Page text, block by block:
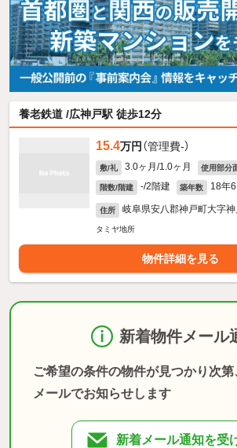
養老鉄道 /広神戸駅 徒歩12分
15.4万円 （管理費-）
敷/礼 3.0ヶ月/1.0ヶ月 使用部分
階数/階建 -/2階建 築年数 18年6
住所 岐阜県安八郡神戸町大字神
タミヤ地所
物件詳細を見る
新着物件メール
ご希望の条件の物件が見つかり次第
メールでお知らせします
新着メール通知を受